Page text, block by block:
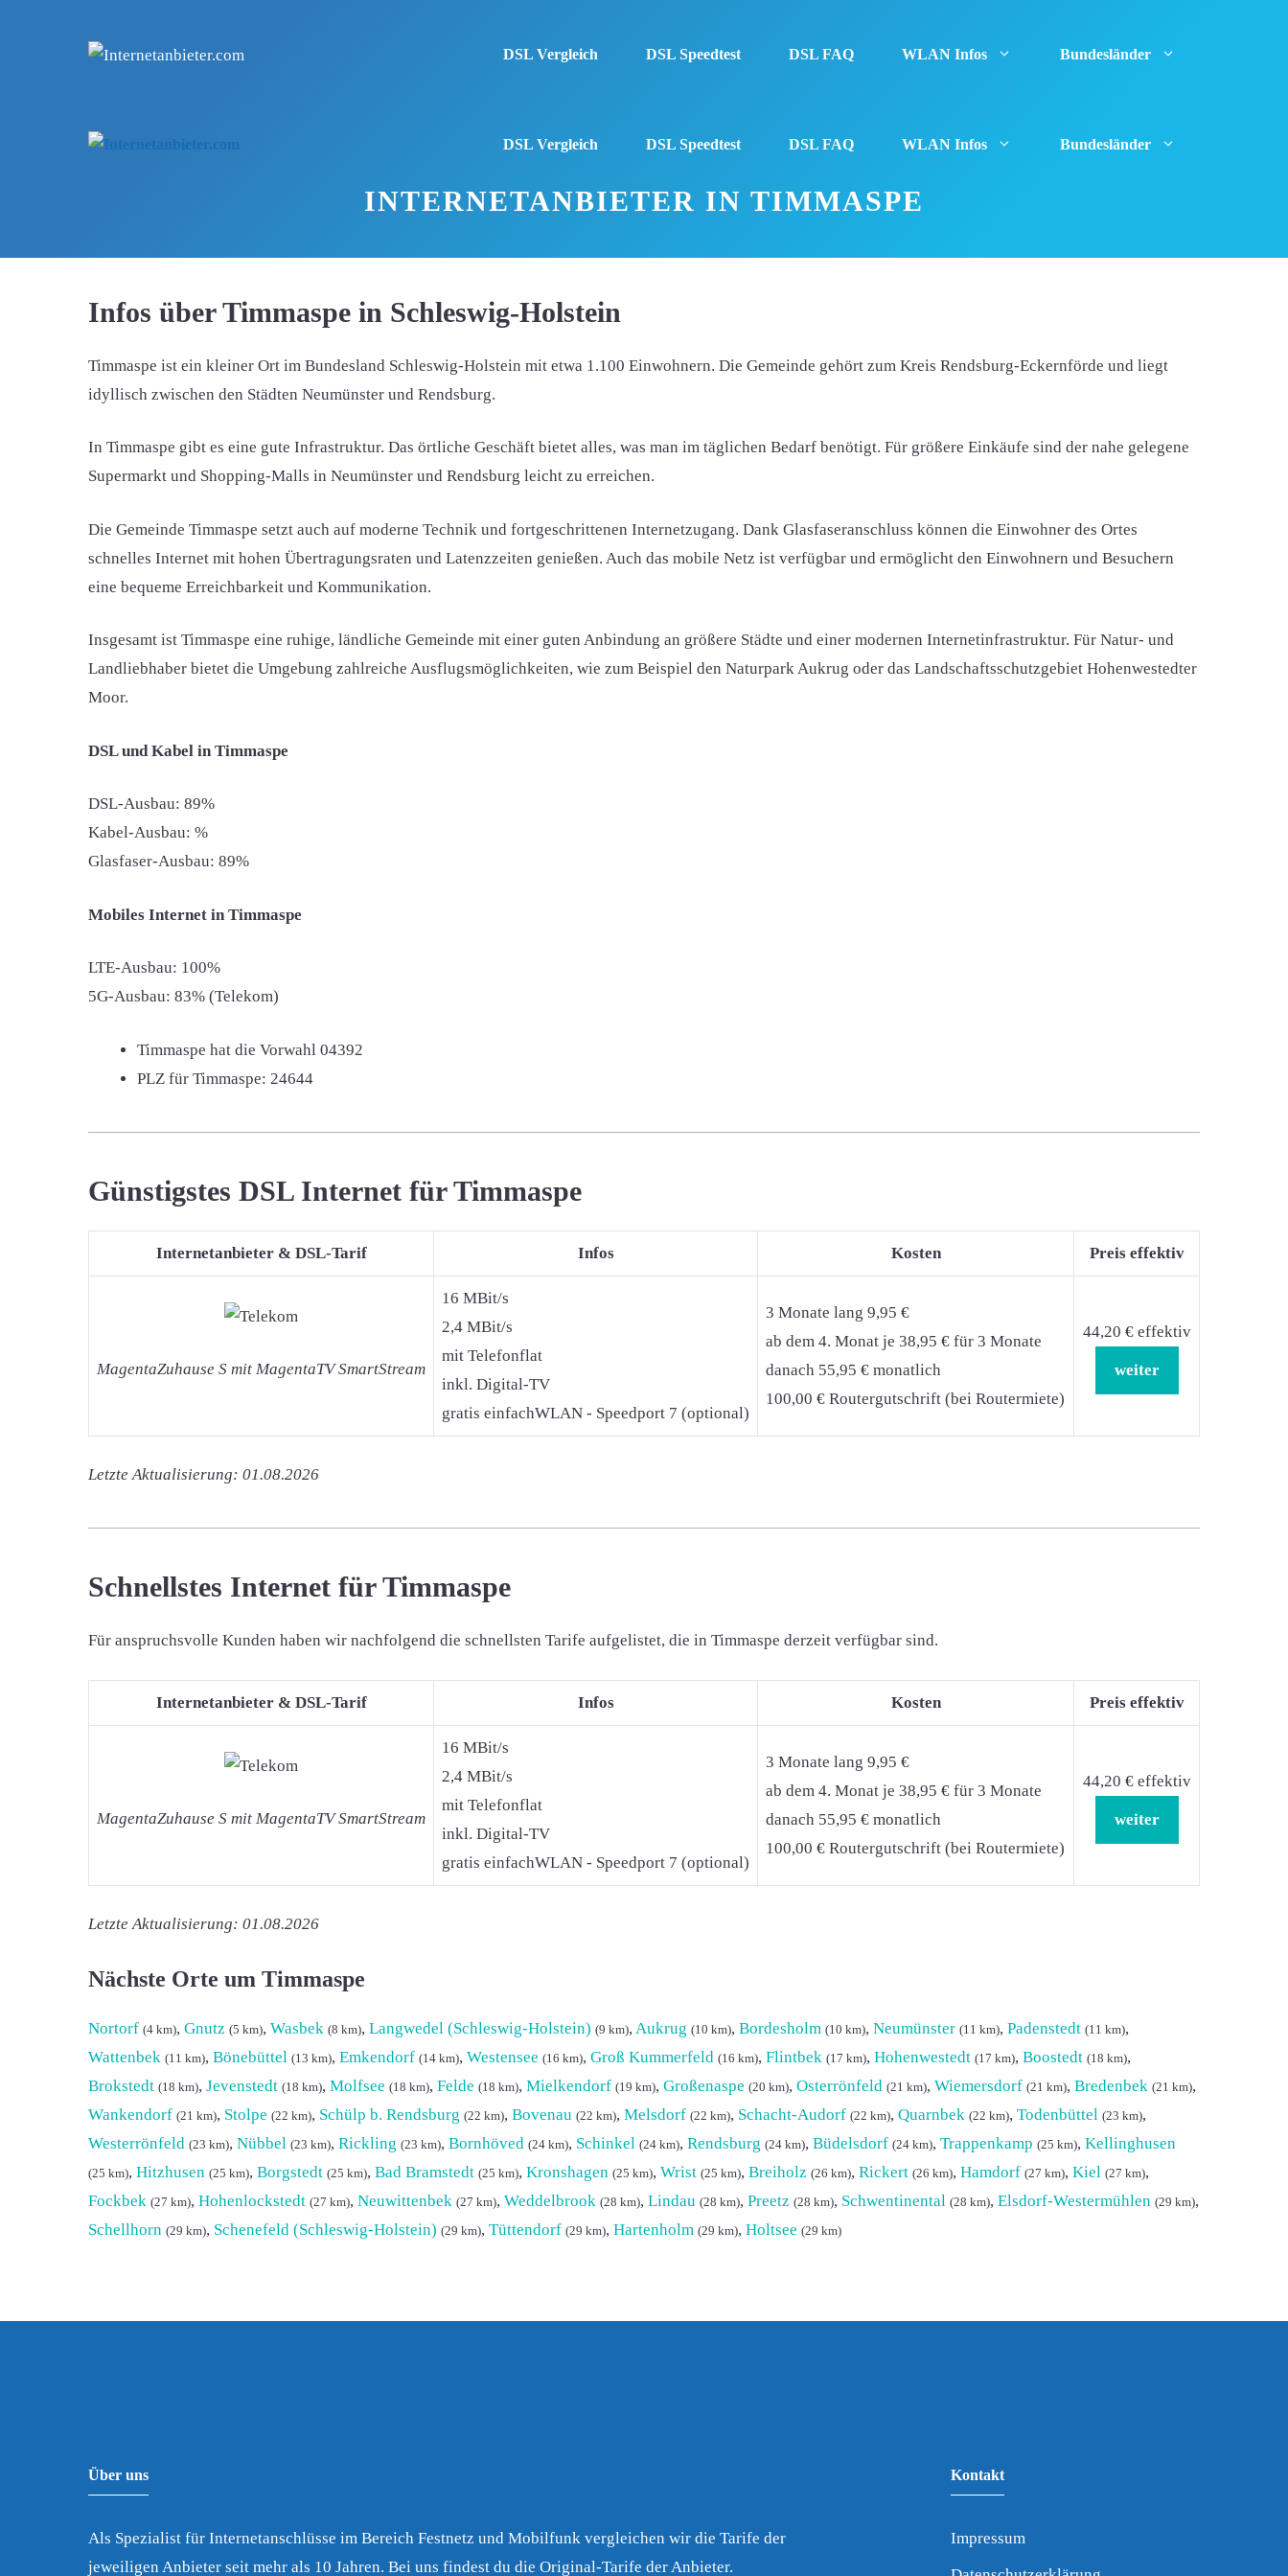
DSL Vergleich DSL Speedtest DSL FAQ WLAN Infos Bundesländer
DSL Vergleich DSL Speedtest DSL FAQ WLAN Infos Bundesländer
INTERNETANBIETER IN TIMMASPE
Infos über Timmaspe in Schleswig-Holstein
Timmaspe ist ein kleiner Ort im Bundesland Schleswig-Holstein mit etwa 1.100 Einwohnern. Die Gemeinde gehört zum Kreis Rendsburg-Eckernförde und liegt
idyllisch zwischen den Städten Neumünster und Rendsburg.
In Timmaspe gibt es eine gute Infrastruktur. Das örtliche Geschäft bietet alles, was man im täglichen Bedarf benötigt. Für größere Einkäufe sind der nahe gelegene
Supermarkt und Shopping-Malls in Neumünster und Rendsburg leicht zu erreichen.
Die Gemeinde Timmaspe setzt auch auf moderne Technik und fortgeschrittenen Internetzugang. Dank Glasfaseranschluss können die Einwohner des Ortes
schnelles Internet mit hohen Übertragungsraten und Latenzzeiten genießen. Auch das mobile Netz ist verfügbar und ermöglicht den Einwohnern und Besuchern
eine bequeme Erreichbarkeit und Kommunikation.
Insgesamt ist Timmaspe eine ruhige, ländliche Gemeinde mit einer guten Anbindung an größere Städte und einer modernen Internetinfrastruktur. Für Natur- und
Landliebhaber bietet die Umgebung zahlreiche Ausflugsmöglichkeiten, wie zum Beispiel den Naturpark Aukrug oder das Landschaftsschutzgebiet Hohenwestedter
Moor.
DSL und Kabel in Timmaspe
DSL-Ausbau: 89%
Kabel-Ausbau: %
Glasfaser-Ausbau: 89%
Mobiles Internet in Timmaspe
LTE-Ausbau: 100%
5G-Ausbau: 83% (Telekom)
Timmaspe hat die Vorwahl 04392
PLZ für Timmaspe: 24644
Günstigstes DSL Internet für Timmaspe
Internetanbieter & DSL-Tarif Infos Kosten Preis effektiv
MagentaZuhause S mit MagentaTV SmartStream
16 MBit/s
2,4 MBit/s
mit Telefonflat
inkl. Digital-TV
gratis einfachWLAN - Speedport 7 (optional)
3 Monate lang 9,95 €
ab dem 4. Monat je 38,95 € für 3 Monate
danach 55,95 € monatlich
100,00 € Routergutschrift (bei Routermiete)
44,20 € effektiv
weiter
Letzte Aktualisierung: 01.08.2026
Schnellstes Internet für Timmaspe
Für anspruchsvolle Kunden haben wir nachfolgend die schnellsten Tarife aufgelistet, die in Timmaspe derzeit verfügbar sind.
Internetanbieter & DSL-Tarif Infos Kosten Preis effektiv
MagentaZuhause S mit MagentaTV SmartStream
16 MBit/s
2,4 MBit/s
mit Telefonflat
inkl. Digital-TV
gratis einfachWLAN - Speedport 7 (optional)
3 Monate lang 9,95 €
ab dem 4. Monat je 38,95 € für 3 Monate
danach 55,95 € monatlich
100,00 € Routergutschrift (bei Routermiete)
44,20 € effektiv
weiter
Letzte Aktualisierung: 01.08.2026
Nächste Orte um Timmaspe
Nortorf (4 km), Gnutz (5 km), Wasbek (8 km), Langwedel (Schleswig-Holstein) (9 km), Aukrug (10 km), Bordesholm (10 km), Neumünster (11 km), Padenstedt (11 km),
Wattenbek (11 km), Bönebüttel (13 km), Emkendorf (14 km), Westensee (16 km), Groß Kummerfeld (16 km), Flintbek (17 km), Hohenwestedt (17 km), Boostedt (18 km),
Brokstedt (18 km), Jevenstedt (18 km), Molfsee (18 km), Felde (18 km), Mielkendorf (19 km), Großenaspe (20 km), Osterrönfeld (21 km), Wiemersdorf (21 km), Bredenbek (21 km),
Wankendorf (21 km), Stolpe (22 km), Schülp b. Rendsburg (22 km), Bovenau (22 km), Melsdorf (22 km), Schacht-Audorf (22 km), Quarnbek (22 km), Todenbüttel (23 km),
Westerrönfeld (23 km), Nübbel (23 km), Rickling (23 km), Bornhöved (24 km), Schinkel (24 km), Rendsburg (24 km), Büdelsdorf (24 km), Trappenkamp (25 km), Kellinghusen
(25 km), Hitzhusen (25 km), Borgstedt (25 km), Bad Bramstedt (25 km), Kronshagen (25 km), Wrist (25 km), Breiholz (26 km), Rickert (26 km), Hamdorf (27 km), Kiel (27 km),
Fockbek (27 km), Hohenlockstedt (27 km), Neuwittenbek (27 km), Weddelbrook (28 km), Lindau (28 km), Preetz (28 km), Schwentinental (28 km), Elsdorf-Westermühlen (29 km),
Schellhorn (29 km), Schenefeld (Schleswig-Holstein) (29 km), Tüttendorf (29 km), Hartenholm (29 km), Holtsee (29 km)
Über uns
Als Spezialist für Internetanschlüsse im Bereich Festnetz und Mobilfunk vergleichen wir die Tarife der
jeweiligen Anbieter seit mehr als 10 Jahren. Bei uns findest du die Original-Tarife der Anbieter.
Kontakt
Impressum